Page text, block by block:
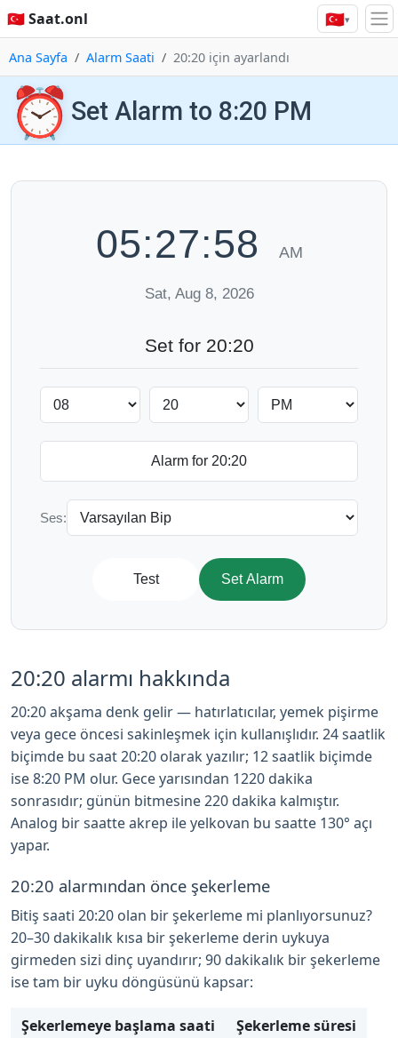
🇹🇷 Saat.onl 🇹🇷▾
Ana Sayfa Alarm Saati 20:20 için ayarlandı
⏰ Set Alarm to 8:20 PM
05:27:59 AM
Sat, Aug 8, 2026
Set for 20:20
Ses:
Test Set Alarm
20:20 alarmı hakkında
20:20 akşama denk gelir — hatırlatıcılar, yemek pişirme
veya gece öncesi sakinleşmek için kullanışlıdır. 24 saatlik
biçimde bu saat 20:20 olarak yazılır; 12 saatlik biçimde
ise 8:20 PM olur. Gece yarısından 1220 dakika
sonrasıdır; günün bitmesine 220 dakika kalmıştır.
Analog bir saatte akrep ile yelkovan bu saatte 130° açı
yapar.
20:20 alarmından önce şekerleme
Bitiş saati 20:20 olan bir şekerleme mi planlıyorsunuz?
20–30 dakikalık kısa bir şekerleme derin uykuya
girmeden sizi dinç uyandırır; 90 dakikalık bir şekerleme
ise tam bir uyku döngüsünü kapsar:
Şekerlemeye başlama saati
Şekerleme süresi